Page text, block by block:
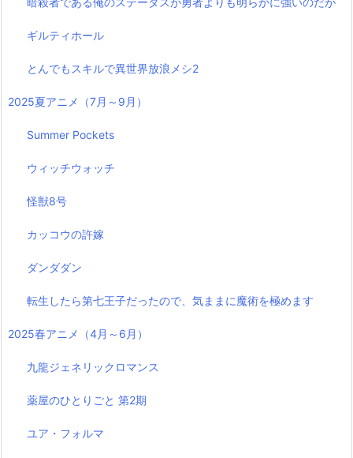
ギルティホール
とんでもスキルで異世界放浪メシ2
2025夏アニメ（7月～9月）
Summer Pockets
ウィッチウォッチ
怪獣8号
カッコウの許嫁
ダンダダン
転生したら第七王子だったので、気ままに魔術を極めます
2025春アニメ（4月～6月）
九龍ジェネリックロマンス
薬屋のひとりごと 第2期
ユア・フォルマ